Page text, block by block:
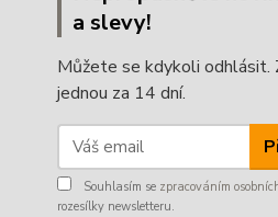
a slevy!
Můžete se kdykoli odhlásit.
jednou za 14 dní.
Souhlasím se zpracováním
rozesílky newsletteru.